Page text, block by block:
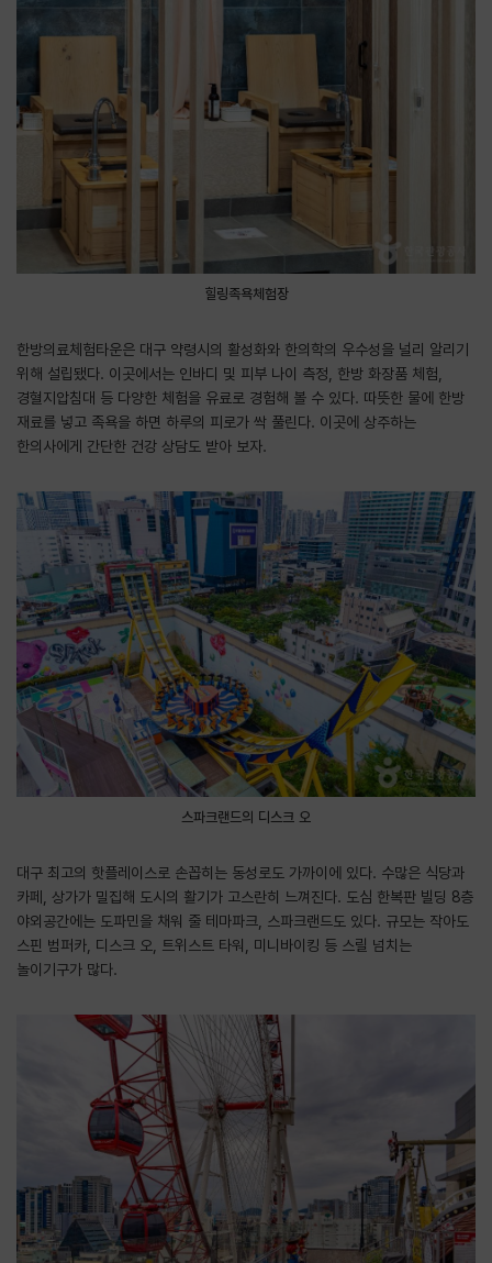
힐링족욕체험장
한방의료체험타운은 대구 약령시의 활성화와 한의학의 우수성을 널리 알리기
위해 설립됐다. 이곳에서는 인바디 및 피부 나이 측정, 한방 화장품 체험,
경혈지압침대 등 다양한 체험을 유료로 경험해 볼 수 있다. 따뜻한 물에 한방
재료를 넣고 족욕을 하면 하루의 피로가 싹 풀린다. 이곳에 상주하는
한의사에게 간단한 건강 상담도 받아 보자.
스파크랜드의 디스크 오
대구 최고의 핫플레이스로 손꼽히는 동성로도 가까이에 있다. 수많은 식당과
카페, 상가가 밀집해 도시의 활기가 고스란히 느껴진다. 도심 한복판 빌딩 8층
야외공간에는 도파민을 채워 줄 테마파크, 스파크랜드도 있다. 규모는 작아도
스핀 범퍼카, 디스크 오, 트위스트 타워, 미니바이킹 등 스릴 넘치는
놀이기구가 많다.